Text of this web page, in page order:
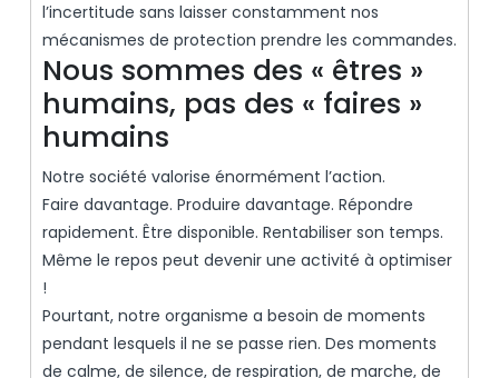
l’incertitude sans laisser constamment nos
mécanismes de protection prendre les commandes.
Nous sommes des « êtres »
humains, pas des « faires »
humains
Notre société valorise énormément l’action.
Faire davantage. Produire davantage. Répondre
rapidement. Être disponible. Rentabiliser son temps.
Même le repos peut devenir une activité à optimiser
!
Pourtant, notre organisme a besoin de moments
pendant lesquels il ne se passe rien. Des moments
de calme, de silence, de respiration, de marche, de